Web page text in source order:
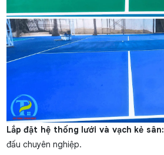
Lắp đặt hệ thống lưới và vạch kẻ sân:
đấu chuyên nghiệp.